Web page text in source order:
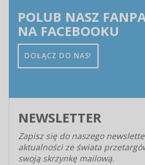
POLUB NASZ
NA FACEBOOKU
DOŁĄCZ DO NAS!
NEWSLETTER
Zapisz się do naszego
aktualności ze świata
swoją skrzynkę mailową.